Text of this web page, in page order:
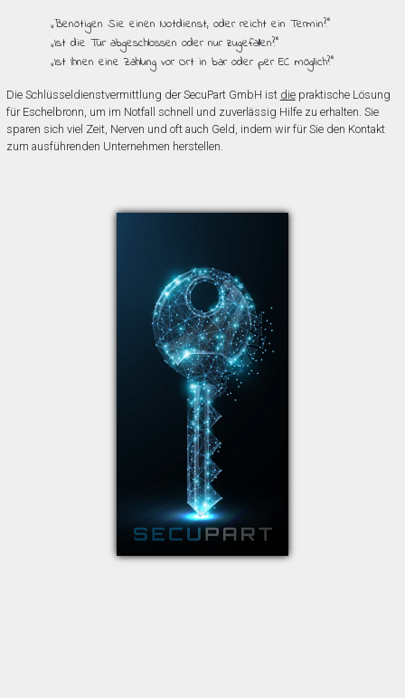
„Benötigen Sie einen Notdienst, oder reicht ein Termin?”
„Ist die Tür abgeschlossen oder nur zugefallen?”
„Ist Ihnen eine Zahlung vor Ort in bar oder per EC möglich?”
Die Schlüsseldienstvermittlung der SecuPart GmbH ist diepraktische Lösung
für Eschelbronn, um im Notfall schnell und zuverlässig Hilfe zu erhalten. Sie
sparen sich viel Zeit, Nerven und oft auch Geld, indem wir für Sie den Kontakt
zum ausführenden Unternehmen herstellen.